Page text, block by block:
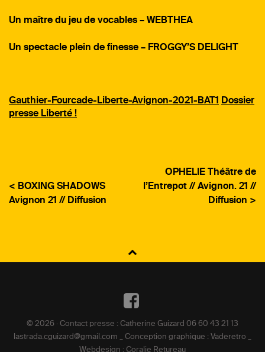
Un maître du jeu de vocables – WEBTHEA
Un spectacle plein de finesse – FROGGY’S DELIGHT
Gauthier-Fourcade-Liberte-Avignon-2021-BAT1
Dossier
presse Liberté !
DE
< BOXING SHADOWS
Avignon 21 // Diffusion
OPHELIE Théâtre de
l’Entrepot // Avignon. 21 //
Diffusion >
Facebook
© 2026 · Contact presse : Catherine Guizard 06 60 43 21 13
lastrada.cguizard@gmail.com _ Conception graphique : Vaderetro _
Webdesign : Coralie Retureau